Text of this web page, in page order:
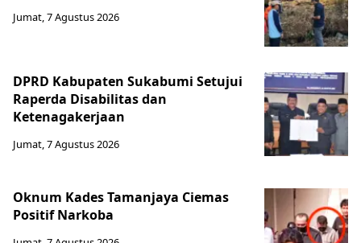
Jumat, 7 Agustus 2026
DPRD Kabupaten Sukabumi Setujui
Raperda Disabilitas dan
Ketenagakerjaan
Jumat, 7 Agustus 2026
Oknum Kades Tamanjaya Ciemas
Positif Narkoba